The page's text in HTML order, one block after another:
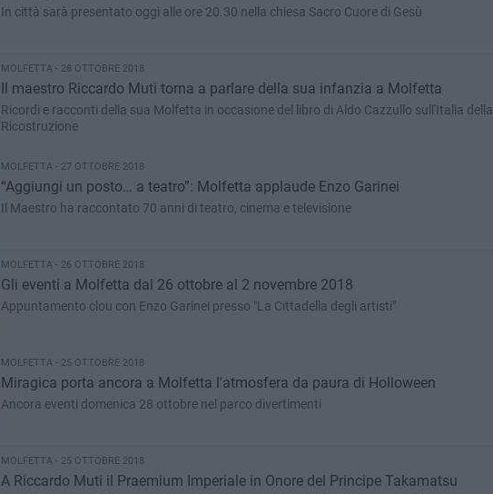
In città sarà presentato oggi alle ore 20.30 nella chiesa Sacro Cuore di Gesù
MOLFETTA - 28 OTTOBRE 2018
Il maestro Riccardo Muti torna a parlare della sua infanzia a Molfetta
Ricordi e racconti della sua Molfetta in occasione del libro di Aldo Cazzullo sull'Italia della
Ricostruzione
MOLFETTA - 27 OTTOBRE 2018
“Aggiungi un posto… a teatro”: Molfetta applaude Enzo Garinei
Il Maestro ha raccontato 70 anni di teatro, cinema e televisione
MOLFETTA - 26 OTTOBRE 2018
Gli eventi a Molfetta dal 26 ottobre al 2 novembre 2018
Appuntamento clou con Enzo Garinei presso "La Cittadella degli artisti"
MOLFETTA - 25 OTTOBRE 2018
Miragica porta ancora a Molfetta l'atmosfera da paura di Holloween
Ancora eventi domenica 28 ottobre nel parco divertimenti
MOLFETTA - 25 OTTOBRE 2018
A Riccardo Muti il Praemium Imperiale in Onore del Principe Takamatsu